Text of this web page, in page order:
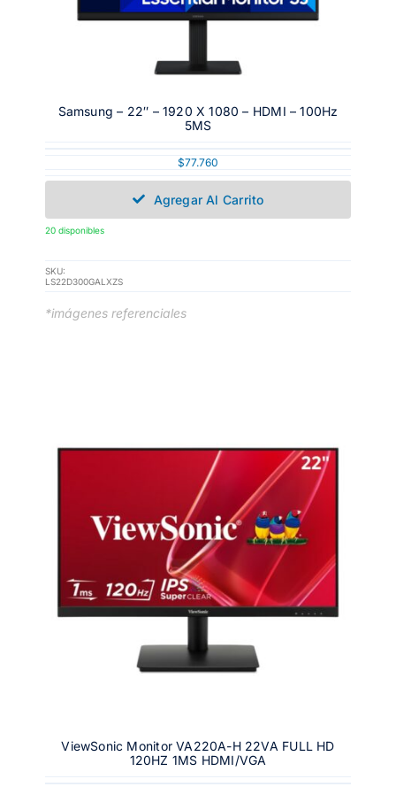
Samsung – 22″ – 1920 X 1080 – HDMI – 100Hz
5MS
$77.760
Agregar Al Carrito
20 disponibles
SKU:
LS22D300GALXZS
*imágenes referenciales
ViewSonic Monitor VA220A-H 22VA FULL HD
120HZ 1MS HDMI/VGA